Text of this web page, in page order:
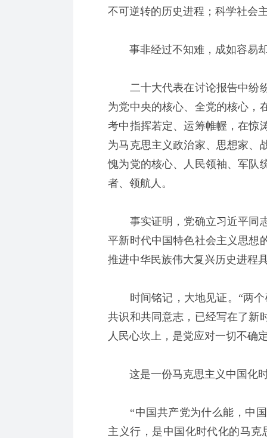
不可逆转的历史进程；科学社会
事非经过不知难，成如容易
二十大代表在讨论报告中纷纷
为党中央的核心、全党的核心，
考中指挥若定、运筹帷幄，在惊
为马克思主义政治家、思想家、
愧为党的核心、人民领袖、军队
者、领航人。
事实证明，党确立习近平同志
平新时代中国特色社会主义思想
推进中华民族伟大复兴历史进程
时间铭记，大地见证。“两个
共识和共同意志，已经写在了新
人民心坎上，是党应对一切不确
这是一份马克思主义中国化
“中国共产党为什么能，中国
主义行，是中国化时代化的马